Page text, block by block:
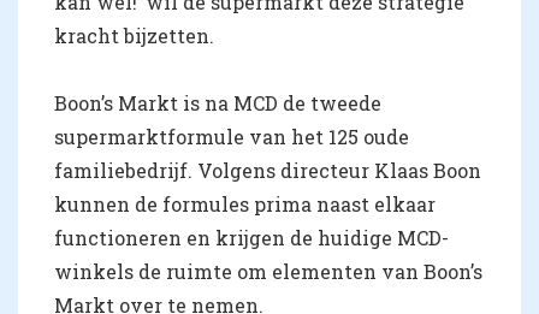
kracht bijzetten.
Boon’s Markt is na MCD de tweede
supermarktformule van het 125 oude
familiebedrijf. Volgens directeur Klaas Boon
kunnen de formules prima naast elkaar
functioneren en krijgen de huidige MCD-
winkels de ruimte om elementen van Boon’s
Markt over te nemen.